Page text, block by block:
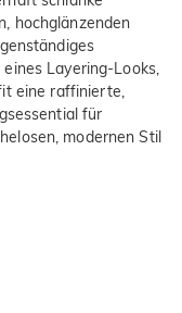
hochglänzenden
Layering-Looks,
eine raffinierte,
für
modernen Stil